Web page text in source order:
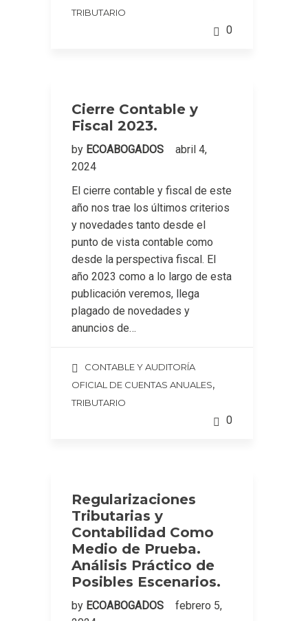
TRIBUTARIO
0
Cierre Contable y
Fiscal 2023.
by ECOABOGADOS
abril 4,
2024
El cierre contable y fiscal de este
año nos trae los últimos criterios
y novedades tanto desde el
punto de vista contable como
desde la perspectiva fiscal. El
año 2023 como a lo largo de esta
publicación veremos, llega
plagado de novedades y
anuncios de…
CONTABLE Y AUDITORÍA
OFICIAL DE CUENTAS ANUALES,
TRIBUTARIO
0
Regularizaciones
Tributarias y
Contabilidad Como
Medio de Prueba.
Análisis Práctico de
Posibles Escenarios.
by ECOABOGADOS
febrero 5,